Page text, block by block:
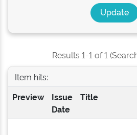
Results 1-1 of 1
Item hits:
Preview
Issue
Date
Title